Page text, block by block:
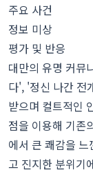
주요 사건
정보 미상
평가 및 반응
대만의 유명 커뮤
다', '정신 나간 전
받으며 컬트적인
점을 이용해 기존
에서 큰 쾌감을
고 진지한 분위기